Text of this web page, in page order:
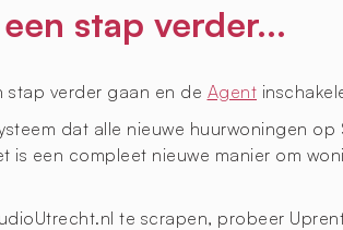
stap verder...
stap verder gaan en de Agent
dat alle nieuwe huurwoningen
is een compleet nieuwe manier om
te scrapen, probeer